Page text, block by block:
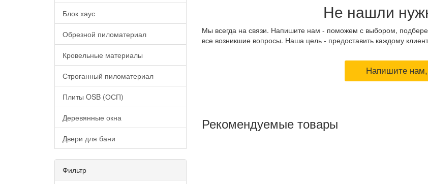
Блок хаус
Обрезной пиломатериал
Кровельные материалы
Строганный пиломатериал
Плиты OSB (ОСП)
Деревянные окна
Двери для бани
Фильтр
Не нашли
Мы всегда на связи. Напишите нам - поможем с выбором,
все возникшие вопросы. Наша цель - предоставить каждому
Напишите
Рекомендуемые товары